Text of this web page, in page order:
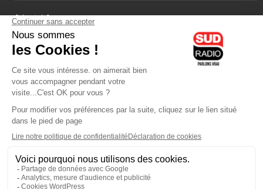
fiducial.fr
lyoncapitale.fr
olympique-et-lyonnais.com
L'application Iphone / Android
Téléchargez l'application
Les cookies
Gestion des cookies
Crédit photos : ©Sud Radio / Pierre Olivier